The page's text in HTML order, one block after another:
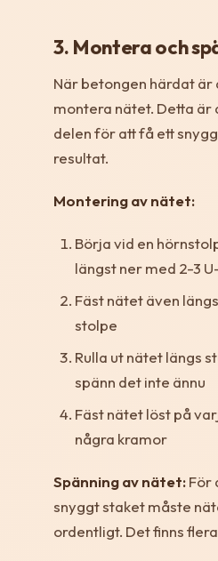
3. Montera och
När betongen härdat är
montera nätet. Detta är
delen för att få ett
resultat.
Montering av nätet:
Börja vid en
längst ner med 2-3
Fäst nätet även
stolpe
Rulla ut nätet längs
spänn det inte ännu
Fäst nätet löst på
några kramor
Spänning av nätet:För
snyggt staket måste
ordentligt. Det finns